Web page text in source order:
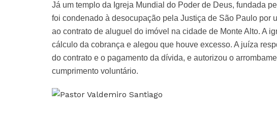
Já um templo da Igreja Mundial do Poder de Deus, fundada
foi condenado à desocupação pela Justiça de São Paulo por
ao contrato de aluguel do imóvel na cidade de Monte Alto. A
cálculo da cobrança e alegou que houve excesso. A juíza
do contrato e o pagamento da dívida, e autorizou o
cumprimento voluntário.